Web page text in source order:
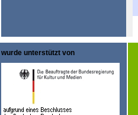
wurde unterstützt von